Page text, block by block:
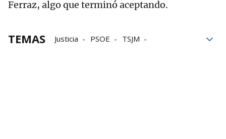
Ferraz, algo que terminó aceptando.
TEMAS Justicia PSOE
TSJM